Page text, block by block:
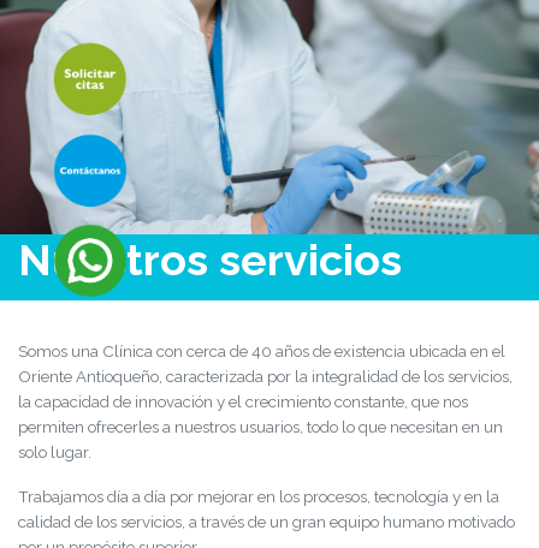
Nuestros servicios
Somos una Clínica con cerca de 40 años de existencia ubicada en el
Oriente Antioqueño, caracterizada por la integralidad de los servicios,
la capacidad de innovación y el crecimiento constante, que nos
permiten ofrecerles a nuestros usuarios, todo lo que necesitan en un
solo lugar.
Trabajamos día a día por mejorar en los procesos, tecnología y en la
calidad de los servicios, a través de un gran equipo humano motivado